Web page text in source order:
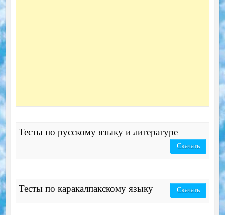
Тесты по русскому языку и литературе
Скачать
Тесты по каракалпакскому языку Скачать